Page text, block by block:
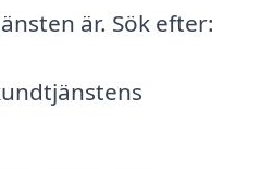
är. Sök efter: